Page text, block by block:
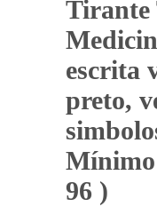
Tirante
escrita
preto,
96 )